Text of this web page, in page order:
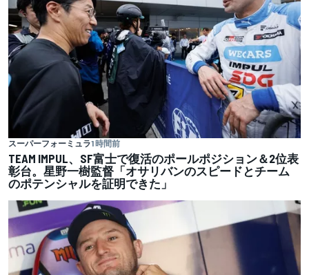
スーパーフォーミュラ1 時間前
TEAM IMPUL、SF富士で復活のポールポジション＆2位表
彰台。星野一樹監督「オサリバンのスピードとチーム
のポテンシャルを証明できた」